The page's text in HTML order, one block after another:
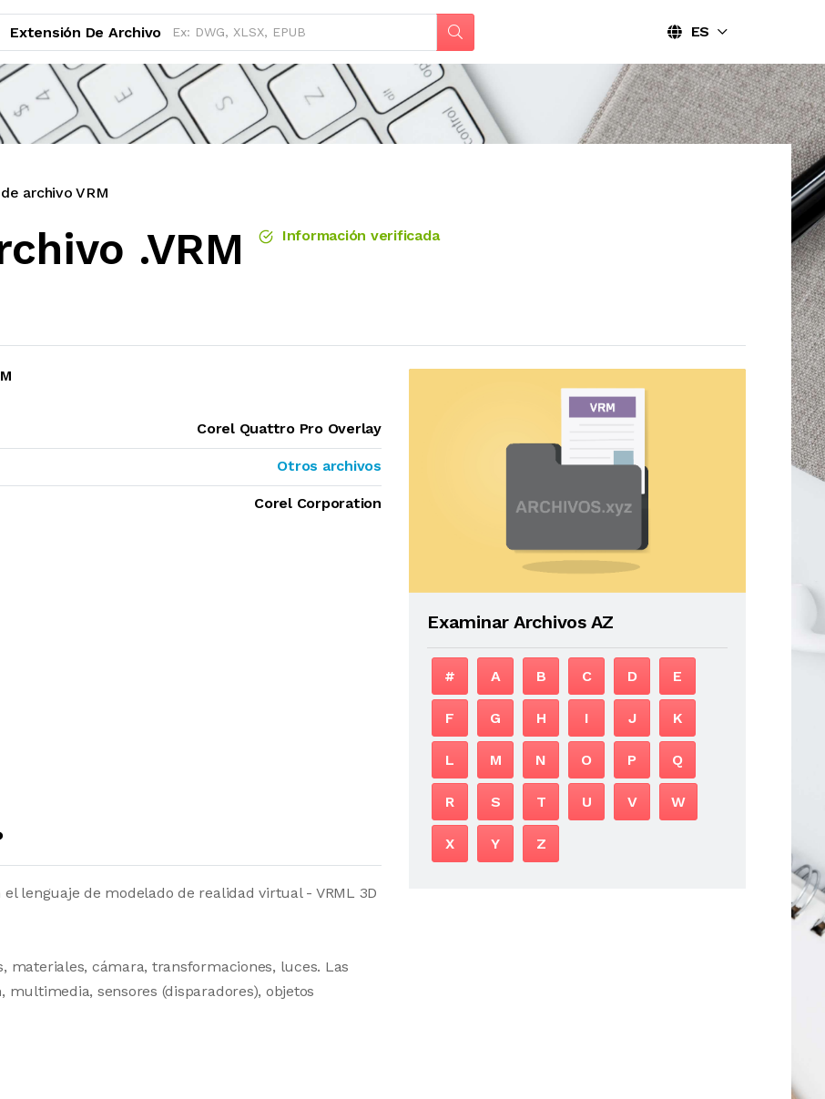
Extensión De Archivo ES
archivo VRM
.VRM Información verificada
Corel Quattro Pro Overlay
Otros archivos
Corel Corporation
lenguaje de modelado de realidad virtual - VRML 3D
materiales, cámara, transformaciones, luces. Las
sensores (disparadores), objetos
Examinar Archivos AZ
# A B C D E
F G H I J K
L M N O P Q
R S T U V W
X Y Z